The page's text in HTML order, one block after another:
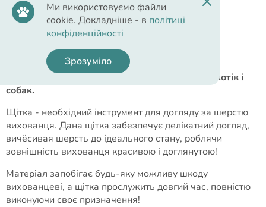
Trixie масажна щітка для догляду за шерстю котів і
собак.
Щітка - необхідний інструмент для догляду за шерстю
вихованця. Дана щітка забезпечує делікатний догляд,
вичёсивая шерсть до ідеального стану, роблячи
зовнішність вихованця красивою і доглянутою!
Матеріал запобігає будь-яку можливу шкоду
вихованцеві, а щітка прослужить довгий час, повністю
виконуючи своє призначення!
Ми використовуємо файли
cookie. Докладніше - в політиці
конфіденційності
Зрозуміло